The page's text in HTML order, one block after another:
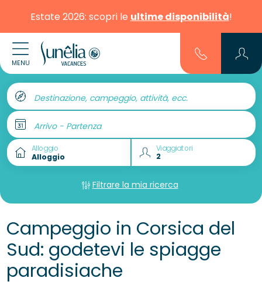
Estate 2026: scopri le ultime disponibilità!
MENU
Destinazione, campeggio, attività, ecc.
Arrivo - Partenza
Alloggio Viaggiatori
Filtrare la mia ricerca
Campeggio in Corsica del
Sud: godetevi le spiagge
paradisiache